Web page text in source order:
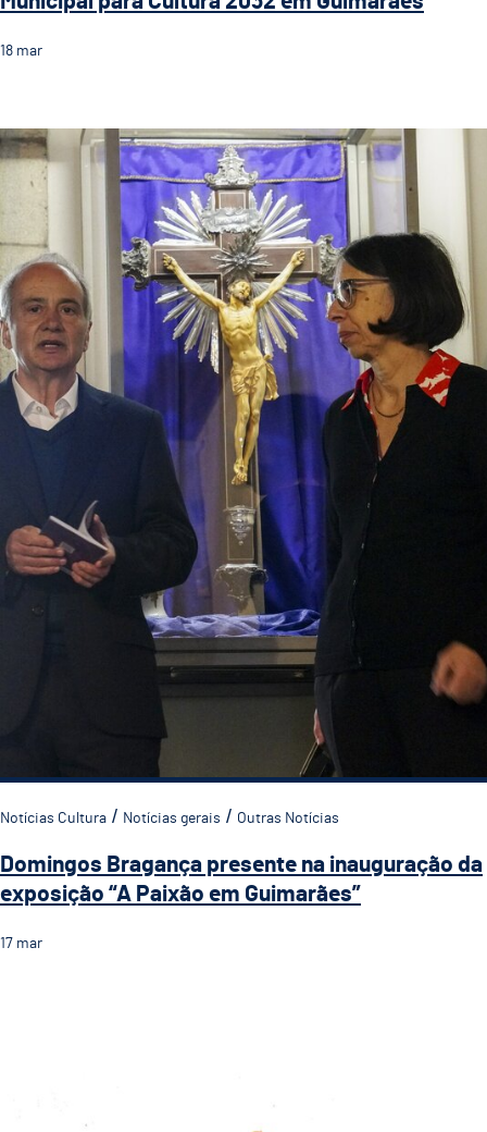
18 mar
Domingos Bragança presente na inauguração
Notícias Cultura Notícias gerais Outras Notícias
Domingos Bragança presente na inauguração da
exposição “A Paixão em Guimarães”
17 mar